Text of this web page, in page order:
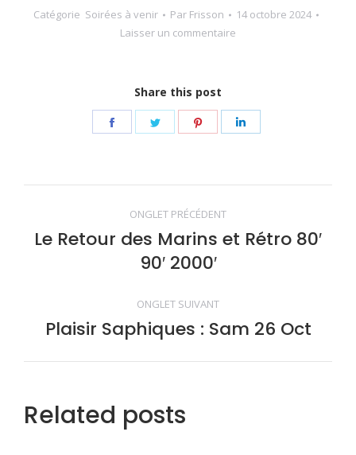
Catégorie Soirées à venir Par Frisson
14 octobre 2024
Laisser un commentaire
Share this post
Share
Share
Share
Navigation
de
commentaire
ONGLET PRÉCÉDENT
Onglet
précédent
Le Retour des Marins et Rétro 80′
90′ 2000′
ONGLET SUIVANT
Onglet
Plaisir Saphiques : Sam 26 Oct
Related posts